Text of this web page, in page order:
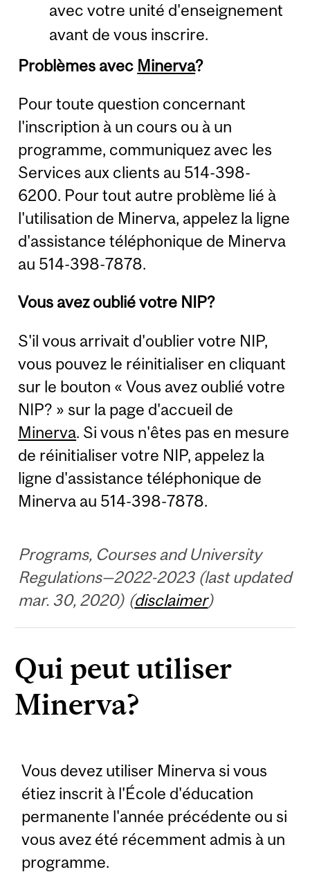
avec votre unité d'enseignement
avant de vous inscrire.
Problèmes avec Minerva?
Pour toute question concernant
l'inscription à un cours ou à un
programme, communiquez avec les
Services aux clients au 514-398-
6200. Pour tout autre problème lié à
l'utilisation de Minerva, appelez la ligne
d'assistance téléphonique de Minerva
au 514-398-7878.
Vous avez oublié votre NIP?
S'il vous arrivait d'oublier votre NIP,
vous pouvez le réinitialiser en cliquant
sur le bouton « Vous avez oublié votre
NIP? » sur la page d'accueil de
Minerva. Si vous n'êtes pas en mesure
de réinitialiser votre NIP, appelez la
ligne d'assistance téléphonique de
Minerva au 514-398-7878.
Programs, Courses and University
Regulations—2022-2023 (last updated
mar. 30, 2020) (disclaimer)
Qui peut utiliser
Minerva?
Vous devez utiliser Minerva si vous
étiez inscrit à l'École d'éducation
permanente l'année précédente ou si
vous avez été récemment admis à un
programme.